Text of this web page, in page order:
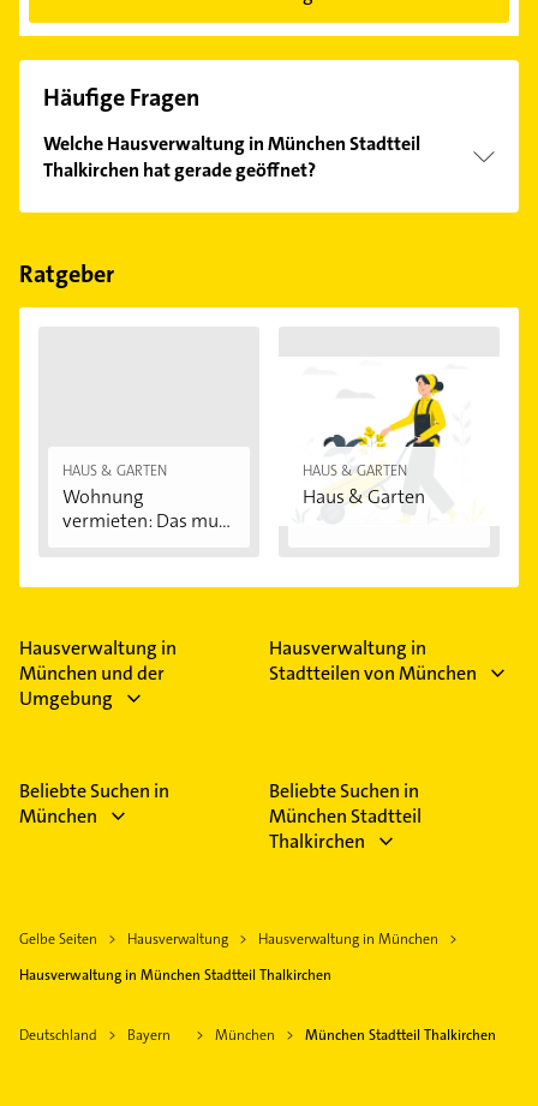
Häufige Fragen
Welche Hausverwaltung in München Stadtteil
Thalkirchen hat gerade geöffnet?
Im Anbieter-Bereich finden Sie alleÖffnungszeiten.
Feiertagen abweichen können.
Ratgeber
HAUS & GARTEN
Wohnung
vermieten: Das muss
HAUS & GARTEN
Haus & Garten
Hausverwaltung in
München und der
Umgebung
Hausverwaltung in
Stadtteilen von München
Beliebte Suchen in
München
Beliebte Suchen in
München Stadtteil
Thalkirchen
Gelbe Seiten Hausverwaltung
Hausverwaltung in München
Hausverwaltung in München Stadtteil Thalkirchen
Deutschland Bayern München München Stadtteil Thalkirchen